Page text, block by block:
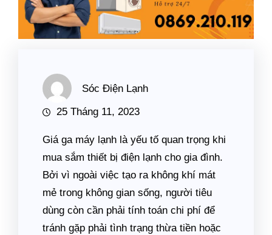
Sóc Điện Lạnh
25 Tháng 11, 2023
Giá ga máy lạnh là yếu tố quan trọng khi
mua sắm thiết bị điện lạnh cho gia đình.
Bởi vì ngoài việc tạo ra không khí mát
mẻ trong không gian sống, người tiêu
dùng còn cần phải tính toán chi phí để
tránh gặp phải tình trạng thừa tiền hoặc